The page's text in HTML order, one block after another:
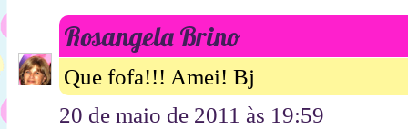
Rosangela Brino
Que fofa!!! Amei! Bj
20 de maio de 2011 às 19:59